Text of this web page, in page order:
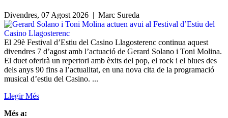
Divendres, 07 Agost 2026 | Marc Sureda
El 29è Festival d’Estiu del Casino Llagosterenc continua aquest
divendres 7 d’agost amb l’actuació de Gerard Solano i Toni Molina.
El duet oferirà un repertori amb èxits del pop, el rock i el blues des
dels anys 90 fins a l’actualitat, en una nova cita de la programació
musical d’estiu del Casino. ...
Llegir Més
Més a: